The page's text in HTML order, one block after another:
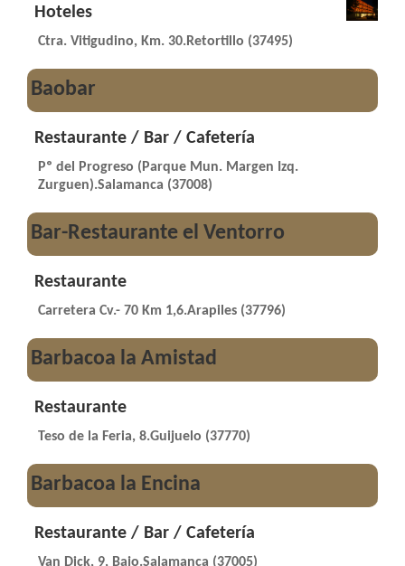
Hoteles
Ctra. Vitigudino, Km. 30.Retortillo (37495)
Baobar
Restaurante / Bar / Cafetería
Pº del Progreso (Parque Mun. Margen Izq.
Zurguen).Salamanca (37008)
Bar-Restaurante el Ventorro
Restaurante
Carretera Cv.- 70 Km 1,6.Arapiles (37796)
Barbacoa la Amistad
Restaurante
Teso de la Feria, 8.Guijuelo (37770)
Barbacoa la Encina
Restaurante / Bar / Cafetería
Van Dick, 9, Bajo.Salamanca (37005)